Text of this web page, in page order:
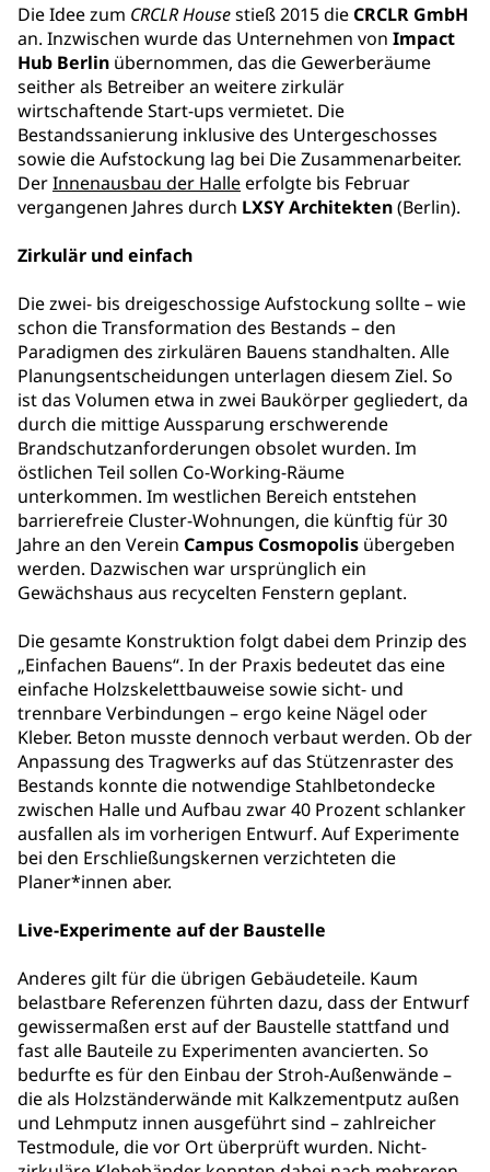
Die Idee zum CRCLR Housestieß 2015 dieCRCLR GmbH
an. Inzwischen wurde das Unternehmen von Impact
Hub Berlin übernommen, das die Gewerberäume
seither als Betreiber an weitere zirkulär
wirtschaftende Start-ups vermietet. Die
Bestandssanierung inklusive des Untergeschosses
sowie die Aufstockung lag bei Die Zusammenarbeiter.
DerInnenausbau der Halleerfolgte bis Februar
vergangenen Jahres durch LXSY Architekten(Berlin).
Zirkulär und einfach
Die zwei- bis dreigeschossige Aufstockung sollte – wie
schon die Transformation des Bestands – den
Paradigmen des zirkulären Bauens standhalten. Alle
Planungsentscheidungen unterlagen diesem Ziel. So
ist das Volumen etwa in zwei Baukörper gegliedert, da
durch die mittige Aussparung erschwerende
Brandschutzanforderungen obsolet wurden. Im
östlichen Teil sollen Co-Working-Räume
unterkommen. Im westlichen Bereich entstehen
barrierefreie Cluster-Wohnungen, die künftig für 30
Jahre an den Verein Campus Cosmopolis übergeben
werden. Dazwischen war ursprünglich ein
Gewächshaus aus recycelten Fenstern geplant.
Die gesamte Konstruktion folgt dabei dem Prinzip des
„Einfachen Bauens“. In der Praxis bedeutet das eine
einfache Holzskelettbauweise sowie sicht- und
trennbare Verbindungen – ergo keine Nägel oder
Kleber. Beton musste dennoch verbaut werden. Ob der
Anpassung des Tragwerks auf das Stützenraster des
Bestands konnte die notwendige Stahlbetondecke
zwischen Halle und Aufbau zwar 40 Prozent schlanker
ausfallen als im vorherigen Entwurf. Auf Experimente
bei den Erschließungskernen verzichteten die
Planer*innen aber.
Live-Experimente auf der Baustelle
Anderes gilt für die übrigen Gebäudeteile. Kaum
belastbare Referenzen führten dazu, dass der Entwurf
gewissermaßen erst auf der Baustelle stattfand und
fast alle Bauteile zu Experimenten avancierten. So
bedurfte es für den Einbau der Stroh-Außenwände –
die als Holzständerwände mit Kalkzementputz außen
und Lehmputz innen ausgeführt sind – zahlreicher
Testmodule, die vor Ort überprüft wurden. Nicht-